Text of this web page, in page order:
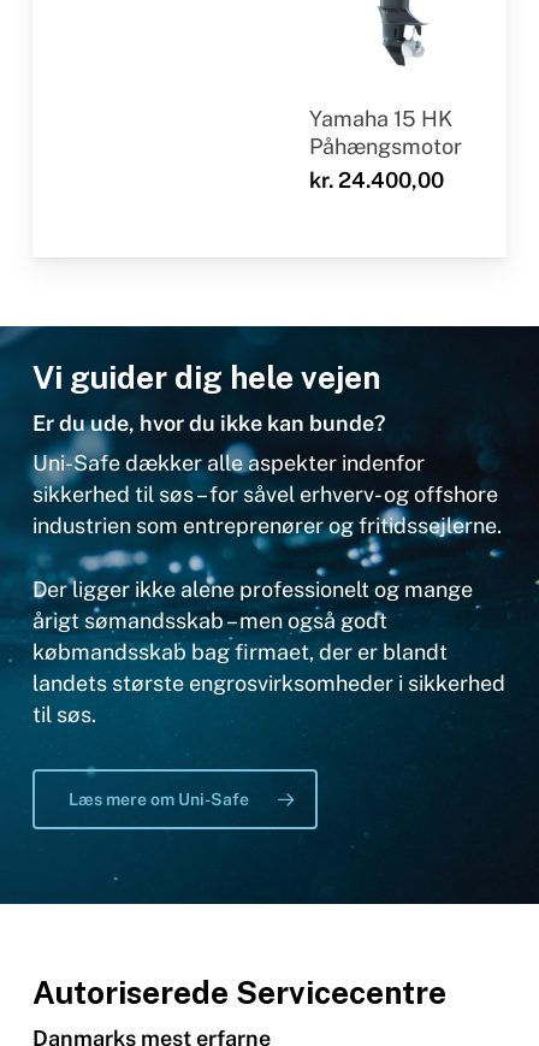
Yamaha 15 HK
Påhængsmotor
kr.24.400,00
Vi guider dig hele vejen
Er du ude, hvor du ikke kan bunde?
Uni-Safe dækker alle aspekter indenfor
sikkerhed til søs – for såvel erhverv- og offshore
industrien som entreprenører og fritidssejlerne.
Der ligger ikke alene professionelt og mange
årigt sømandsskab – men også godt
købmandsskab bag firmaet, der er blandt
landets største engrosvirksomheder i sikkerhed
til søs.
Læs mere om Uni-Safe
Autoriserede Servicecentre
Danmarks mest erfarne